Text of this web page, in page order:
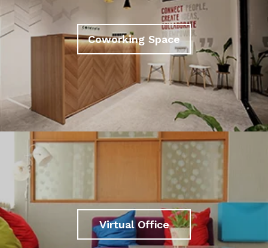
Coworking Space
Virtual Office